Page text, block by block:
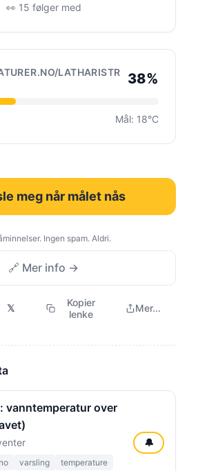
👀 15 følger med
LATHARISTR
38%
Mål: 18°C
meg når målet nås
Ingen spam. Aldri.
🔗 Mer info →
𝕏
Kopier
lenke
Mer...
vanntemperatur over
varsling
temperature
🔔